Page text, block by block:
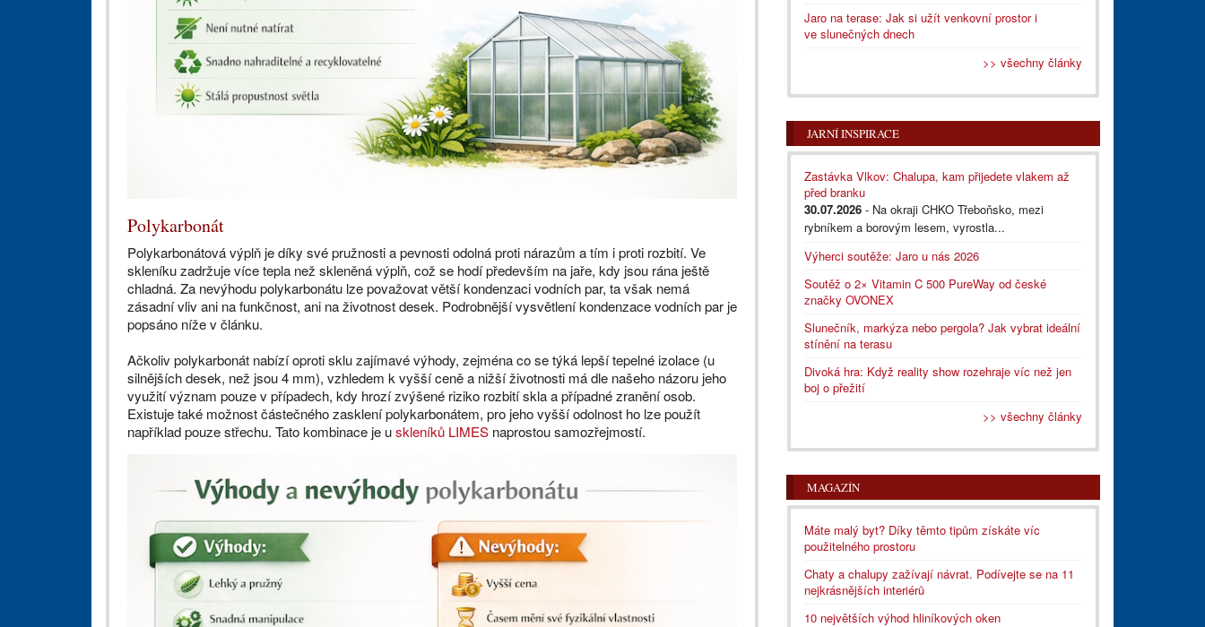
Polykarbonát
Polykarbonátová výplň je díky své pružnosti a pevnosti odolná proti nárazům a tím i proti rozbití. Ve
skleníku zadržuje více tepla než skleněná výplň, což se hodí především na jaře, kdy jsou rána ještě
chladná. Za nevýhodu polykarbonátu lze považovat větší kondenzaci vodních par, ta však nemá
zásadní vliv ani na funkčnost, ani na životnost desek. Podrobnější vysvětlení kondenzace vodních par je
popsáno níže v článku.
Ačkoliv polykarbonát nabízí oproti sklu zajímavé výhody, zejména co se týká lepší tepelné izolace (u
silnějších desek, než jsou 4 mm), vzhledem k vyšší ceně a nižší životnosti má dle našeho názoru jeho
využití význam pouze v případech, kdy hrozí zvýšené riziko rozbití skla a případné zranění osob.
Existuje také možnost částečného zasklení polykarbonátem, pro jeho vyšší odolnost ho lze použít
například pouze střechu. Tato kombinace je uskleníků LIMES naprostou samozřejmostí.
Jaro na terase: Jak si užít venkovní prostor i
ve slunečných dnech
>> všechny články
JARNÍ INSPIRACE
Zastávka Vlkov: Chalupa, kam přijedete vlakem až
před branku
30.07.2026 - Na okraji CHKO Třeboňsko, mezi
rybníkem a borovým lesem, vyrostla...
Výherci soutěže: Jaro u nás 2026
Soutěž o 2× Vitamin C 500 PureWay od české
značky OVONEX
Slunečník, markýza nebo pergola? Jak vybrat ideální
stínění na terasu
Divoká hra: Když reality show rozehraje víc než jen
boj o přežití
>> všechny články
MAGAZÍN
Máte malý byt? Díky těmto tipům získáte víc
použitelného prostoru
Chaty a chalupy zažívají návrat. Podívejte se na 11
nejkrásnějších interiérů
10 největších výhod hliníkových oken